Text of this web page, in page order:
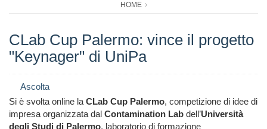
HOME
CLab Cup Palermo: vince il progetto
"Keynager" di UniPa
Ascolta
Si è svolta online laCLab Cup Palermo, competizione di idee di
impresa organizzata dal Contamination Lab dell’Università
degli Studi di Palermo, laboratorio di formazione